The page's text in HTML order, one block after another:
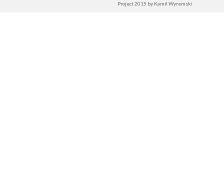
Project 2015 by Kamil Wyremski